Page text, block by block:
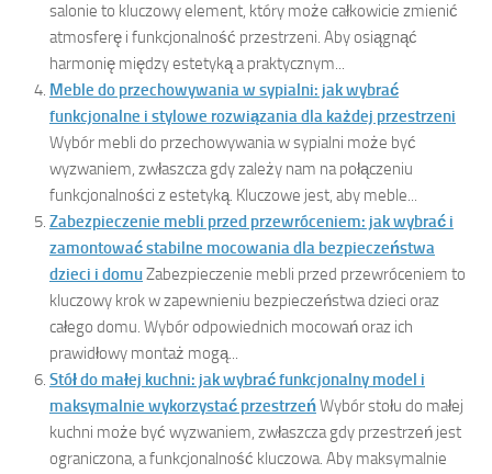
salonie to kluczowy element, który może całkowicie zmienić
atmosferę i funkcjonalność przestrzeni. Aby osiągnąć
harmonię między estetyką a praktycznym...
Meble do przechowywania w sypialni: jak wybrać
funkcjonalne i stylowe rozwiązania dla każdej przestrzeni
Wybór mebli do przechowywania w sypialni może być
wyzwaniem, zwłaszcza gdy zależy nam na połączeniu
funkcjonalności z estetyką. Kluczowe jest, aby meble...
Zabezpieczenie mebli przed przewróceniem: jak wybrać i
zamontować stabilne mocowania dla bezpieczeństwa
dzieci i domuZabezpieczenie mebli przed przewróceniem to
kluczowy krok w zapewnieniu bezpieczeństwa dzieci oraz
całego domu. Wybór odpowiednich mocowań oraz ich
prawidłowy montaż mogą...
Stół do małej kuchni: jak wybrać funkcjonalny model i
maksymalnie wykorzystać przestrzeńWybór stołu do małej
kuchni może być wyzwaniem, zwłaszcza gdy przestrzeń jest
ograniczona, a funkcjonalność kluczowa. Aby maksymalnie